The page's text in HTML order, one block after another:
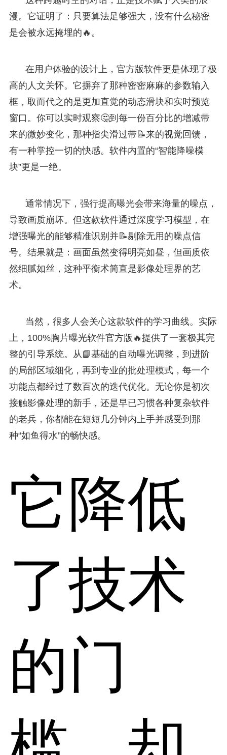
漫。它证明了：只要算法足够强大，没有什么秘密
是会被永远掩埋的🔥。
在用户体验的设计上，官方版软件更是体现了极
高的人文关怀。它摒弃了那种密密麻麻的参数输入
框，取而代之的是更加直觉的动态滑块和实时预览
窗口。你可以实时观察🤔到每一份百分比的增减带
来的微妙变化，那种指尖滑过带📝来的视觉回馈，
有一种掌控一切的快感。软件内置的“智能降噪模
块”更是一绝。
通常情况下，强行提高曝光会带来海量的噪点，
导致画质崩坏。但这款软件通过深度学习模型，在
增强曝光的能够精准识别并📝剔除无用的噪点信
号。结果就是：画面虽然变得明亮如昼，但画质依
然细腻如丝，这种平衡术简直是影像处理界的艺
术。
当然，很多人会关心这款软件的学习曲线。实际
上，100%胸片曝光软件官方版🔥提供了一套极其完
整的引导系统。从📘基础的自动曝光调整，到进阶
的局部区域细化，再到专业的批处理模式，每一个
功能点都经过了数百次的迭代优化。无论你是初次
接触影像处理的新手，还是早已习惯各种复杂软件
的老兵，你都能在短短几分钟内上手并感受到那
种“如鱼得水”的畅快感。
它降低
了技术
的门